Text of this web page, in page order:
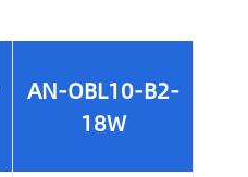
AN-OBL10-B2-
18W